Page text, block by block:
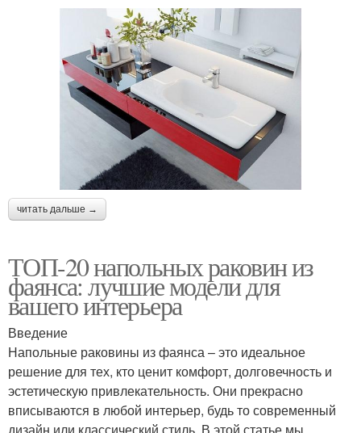
читать дальше →
ТОП-20 напольных раковин из
фаянса: лучшие модели для
вашего интерьера
Введение
Напольные раковины из фаянса – это идеальное
решение для тех, кто ценит комфорт, долговечность и
эстетическую привлекательность. Они прекрасно
вписываются в любой интерьер, будь то современный